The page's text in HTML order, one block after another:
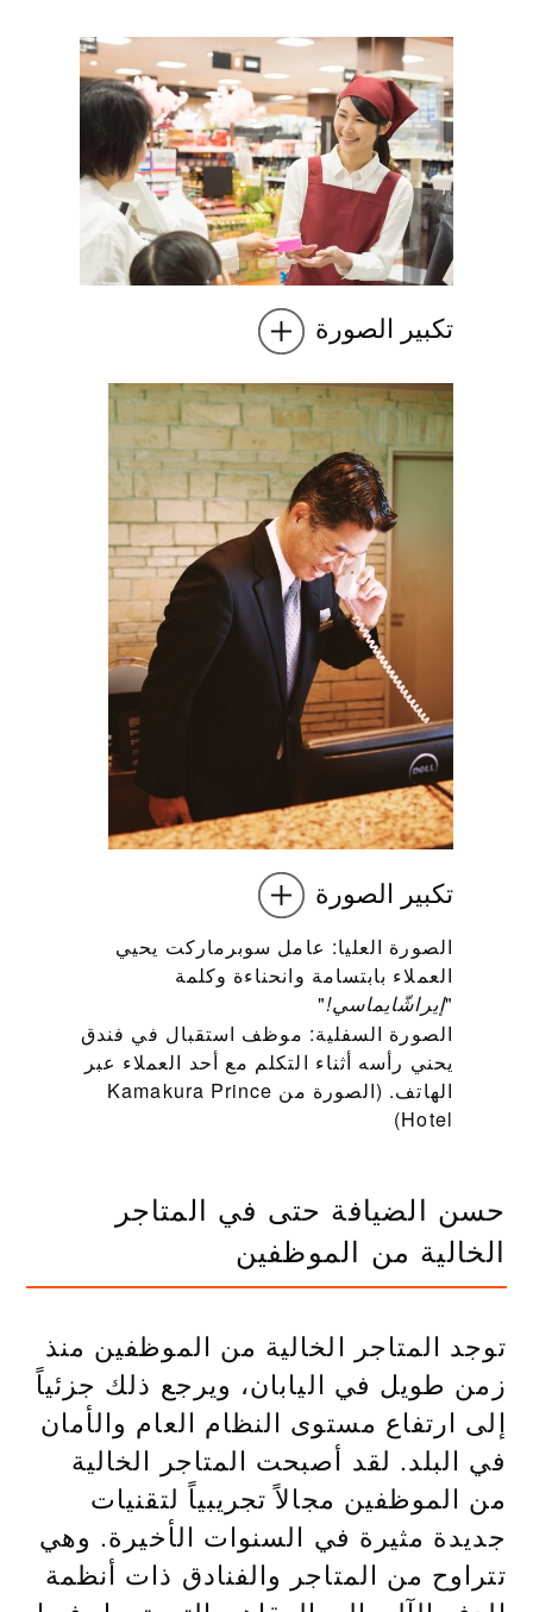
تكبير الصورة
تكبير الصورة
الصورة العليا: عامل سوبرماركت يحيي
العملاء بابتسامة وانحناءة وكلمة
"إيراشّايماسي!"
الصورة السفلية: موظف استقبال في فندق
يحني رأسه أثناء التكلم مع أحد العملاء عبر
الهاتف. (الصورة من Kamakura Prince
Hotel)
حسن الضيافة حتى في المتاجر
الخالية من الموظفين
توجد المتاجر الخالية من الموظفين منذ
زمن طويل في اليابان، ويرجع ذلك جزئياً
إلى ارتفاع مستوى النظام العام والأمان
في البلد. لقد أصبحت المتاجر الخالية
من الموظفين مجالاً تجريبياً لتقنيات
جديدة مثيرة في السنوات الأخيرة. وهي
تتراوح من المتاجر والفنادق ذات أنظمة